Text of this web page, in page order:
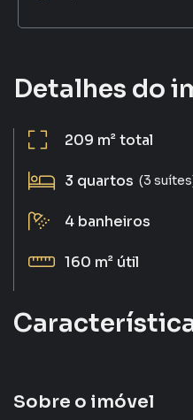
Detalhes do
209 m²total
3 quartos (3
4 banheiros
160 m² útil
Sobre o imóvel